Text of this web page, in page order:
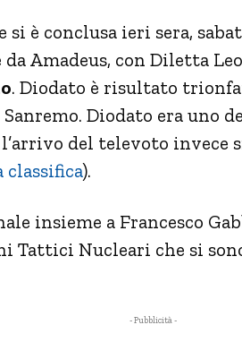
si è conclusa ieri sera,
Amadeus, con Diletta
. Diodato è risultato
Diodato era uno
del televoto invece
classifica).
insieme a Francesco
Tattici Nucleari che si
- Pubblicità -